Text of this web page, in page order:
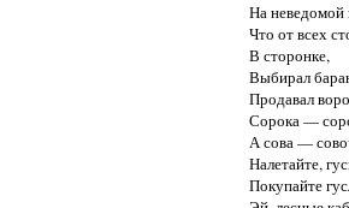
На неведомой
Что от всех
В сторонке,
Выбирал
Продавал
Сорока —
А сова —
Налетайте,
Покупайте